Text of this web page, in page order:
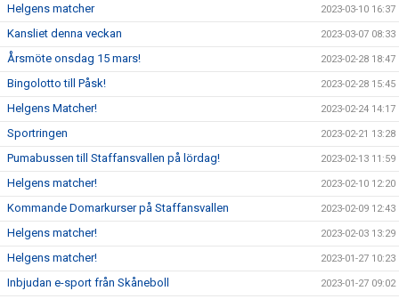
Helgens matcher 2023-03-10 16:37
Kansliet denna veckan 2023-03-07 08:33
Årsmöte onsdag 15 mars! 2023-02-28 18:47
Bingolotto till Påsk! 2023-02-28 15:45
Helgens Matcher! 2023-02-24 14:17
Sportringen 2023-02-21 13:28
Pumabussen till Staffansvallen på lördag! 2023-02-13 11:59
Helgens matcher! 2023-02-10 12:20
Kommande Domarkurser på Staffansvallen 2023-02-09 12:43
Helgens matcher! 2023-02-03 13:29
Helgens matcher! 2023-01-27 10:23
Inbjudan e-sport från Skåneboll 2023-01-27 09:02